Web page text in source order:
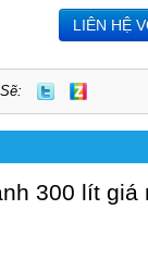
LIÊN HỆ
300 lít giá